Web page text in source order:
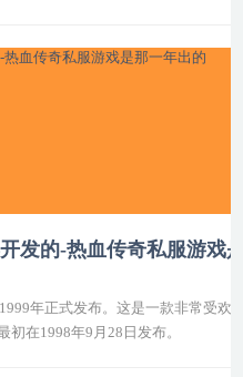
发的-热血传奇私服游戏
年正式发布。这是一款非常受
在1998年9月28日发布。